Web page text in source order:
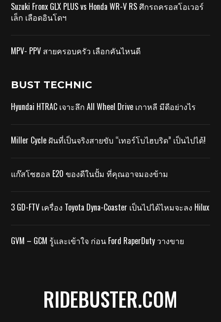
Suzuki Fronx GLX PLUS vs Honda WR-V RS ศึกรถครอสโอเวอร์
เล็ก เลือดอินโดฯ
MPV- PPV สายครอบครัว เลือกคันไหนดี
BUST TECHNIC
Hyundai HTRAC เจาะลึก All Wheel Drive เกาหลี มีดีอย่างไร
Miller Cycle ฝันที่เป็นจริงสายขับ “เทอร์โบไฮบริด” เป็นไปได้!
แก๊สโซฮอล E20 ของดีในปั้ม ที่คุณอาจมองข้าม
3 GD-FTV เครื่อง Toyota Dyna-Coaster เป็นไปได้ไหมจะลง Hilux
GVM – GCM รู้และเข้าใจ ก่อน Ford RaperDuty วางขาย
RIDEBUSTER.COM